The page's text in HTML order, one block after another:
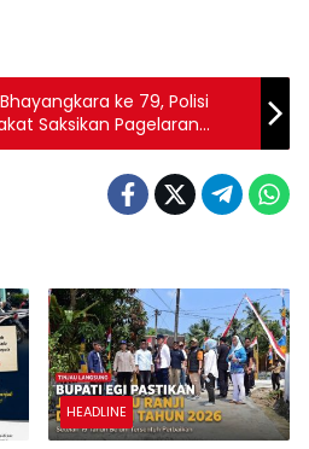
ke 79, Polisi
Saksikan Pagelaran
Kanan
HEADLINE